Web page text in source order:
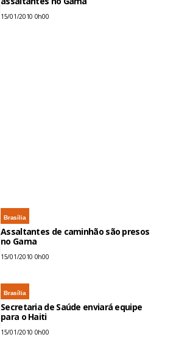
15/01/2010 0h00
Brasília
Assaltantes de caminhão são presos
no Gama
15/01/2010 0h00
Brasília
Secretaria de Saúde enviará equipe
para o Haiti
15/01/2010 0h00